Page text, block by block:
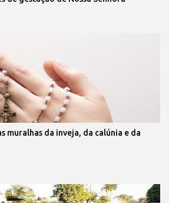
muralhas da inveja, da calúnia e da